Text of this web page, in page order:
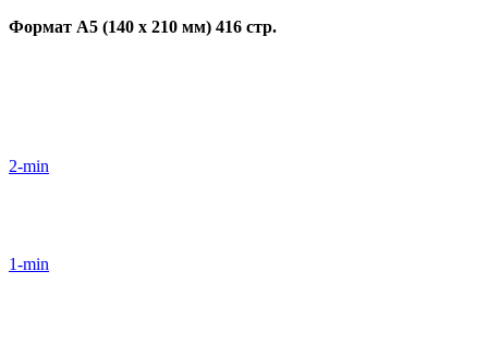
Формат А5 (140 х 210 мм) 416 стр.
2-min
1-min